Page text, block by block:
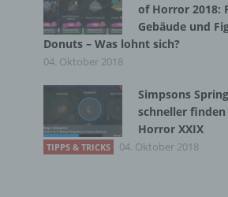
of Horror 2018:
Gebäude und
Donuts – Was lohnt sich?
04. Oktober 2018
Simpsons
schneller finden
Horror XXIX
TIPPS & TRICKS 04. Oktober 2018